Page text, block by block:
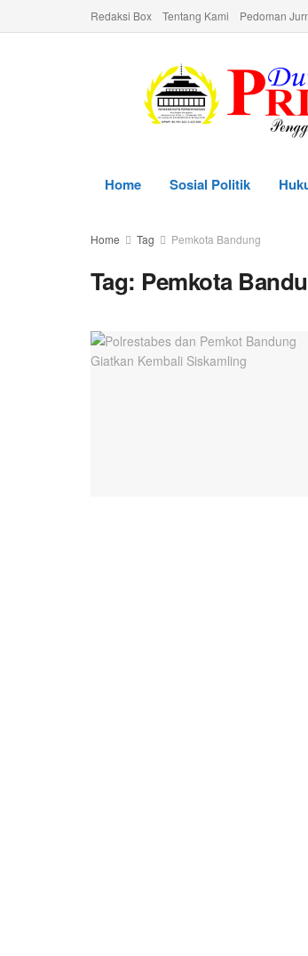
Redaksi Box Tentang Kami Pedoman
Home Sosial Politik
Home Tag Pemkota Bandung
Tag: Pemkota